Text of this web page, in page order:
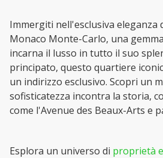
Immergiti nell'esclusiva eleganza
Monaco Monte-Carlo, una
incarna il lusso in tutto il suo
principato, questo quartiere
un indirizzo esclusivo. Scopri un
sofisticatezza incontra la storia,
come l'Avenue des Beaux-Arts e
Esplora un universo di proprietà